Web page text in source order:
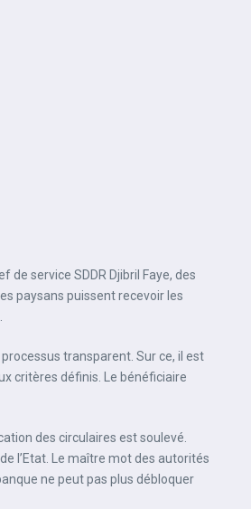
service SDDR Djibril Faye, des
paysans puissent recevoir les
transparent. Sur ce, il est
critères définis. Le bénéficiaire
des circulaires est soulevé.
l’Etat. Le maître mot des autorités
ne peut pas plus débloquer